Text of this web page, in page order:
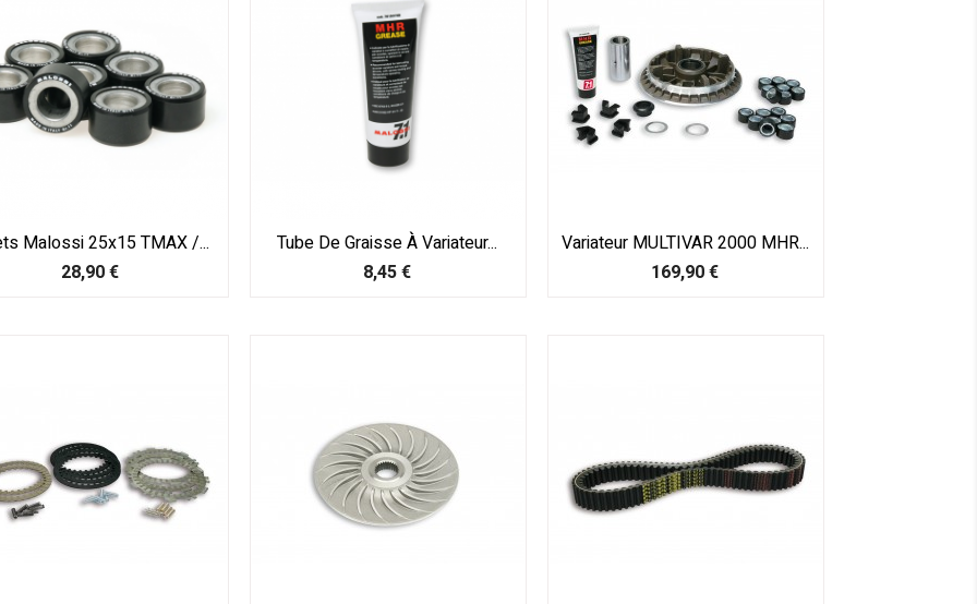
Malossi 25x15 TMAX /...
Prix
28,90 €
Tube De Graisse À Variateur...
Prix
8,45 €
Variateur MULTIVAR 2000 MHR...
Prix
169,90 €